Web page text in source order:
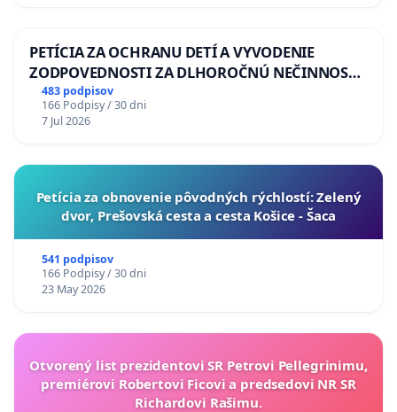
PETÍCIA ZA OCHRANU DETÍ A VYVODENIE
ZODPOVEDNOSTI ZA DLHOROČNÚ NEČINNOSŤ
A ZLYHANIE ŠTÁTU
483 podpisov
166 Podpisy / 30 dni
7 Jul 2026
​Petícia za obnovenie pôvodných rýchlostí: Zelený
dvor, Prešovská cesta a cesta Košice - Šaca
541 podpisov
166 Podpisy / 30 dni
23 May 2026
Otvorený list prezidentovi SR Petrovi Pellegrinimu,
premiérovi Robertovi Ficovi a predsedovi NR SR
Richardovi Rašimu.